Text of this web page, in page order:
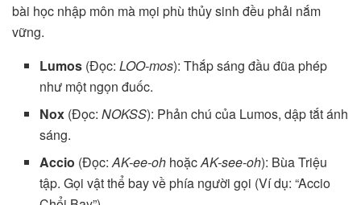
bài học nhập môn mà mọi phù thủy sinh đều phải nắm
vững.
Lumos (Đọc:LOO-mos): Thắp sáng đầu đũa phép
như một ngọn đuốc.
Nox (Đọc:NOKSS): Phản chú của Lumos, dập tắt ánh
sáng.
Accio (Đọc:AK-ee-oh hoặcAK-see-oh): Bùa Triệu
tập. Gọi vật thể bay về phía người gọi (Ví dụ: “Accio